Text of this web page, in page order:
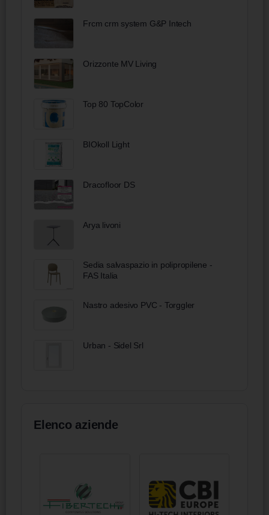
Frcm crm system G&P Intech
Orizzonte MV Living
Top 80 TopColor
BIOkoll Light
Dracofloor DS
Arya livoni
Sedia salvaspazio in polipropilene -
FAS Italia
Nastro adesivo PVC - Torggler
Urban - Sidel Srl
Elenco aziende